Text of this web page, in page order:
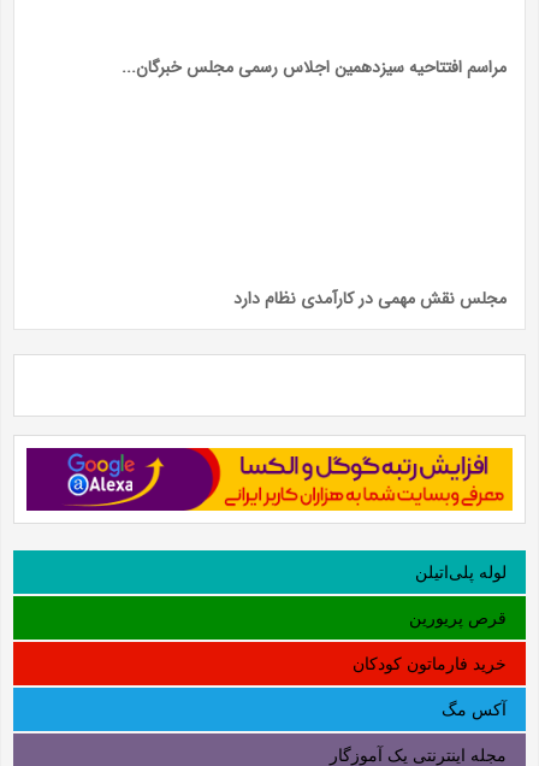
مراسم افتتاحیه سیزدهمین اجلاس رسمی مجلس خبرگان...
مجلس نقش مهمی در کارآمدی نظام دارد
لوله‌ پلی‌اتیلن
قرص پریورین
خرید فارماتون کودکان
آکس مگ
مجله اینترنتی یک آموزگار